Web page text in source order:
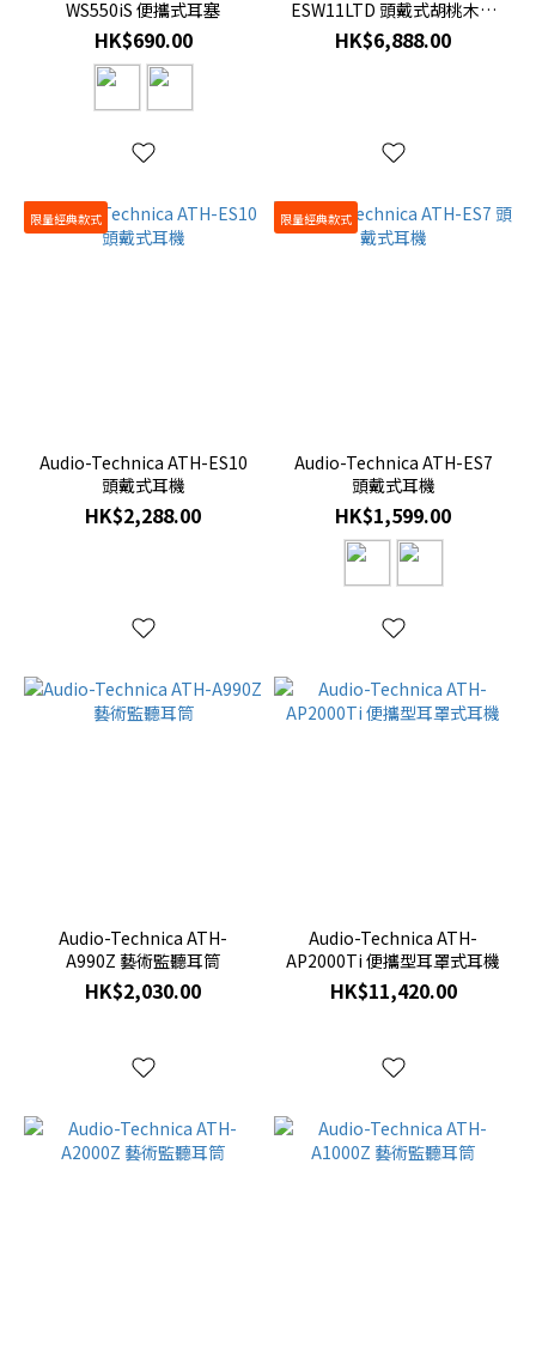
WS550iS 便攜式耳塞
HK$690.00
ESW11LTD 頭戴式胡桃木耳
機
HK$6,888.00
限量經典款式
Audio-Technica ATH-ES10
頭戴式耳機
HK$2,288.00
限量經典款式
Audio-Technica ATH-ES7
頭戴式耳機
HK$1,599.00
Audio-Technica ATH-
A990Z 藝術監聽耳筒
HK$2,030.00
Audio-Technica ATH-
AP2000Ti 便攜型耳罩式耳機
HK$11,420.00